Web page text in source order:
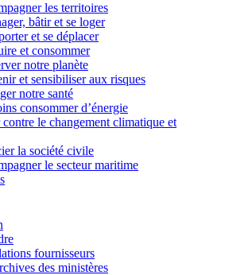
les territoires
bâtir et se loger
et se déplacer
et consommer
notre planète
et sensibiliser aux risques
notre santé
consommer d’énergie
le changement climatique et
la société civile
le secteur maritime
fournisseurs
des ministères